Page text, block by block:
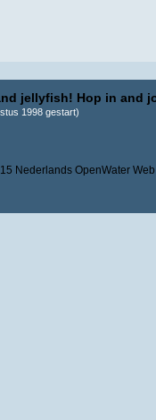
jellyfish! Hop in and
1998 gestart)
Nederlands OpenWater